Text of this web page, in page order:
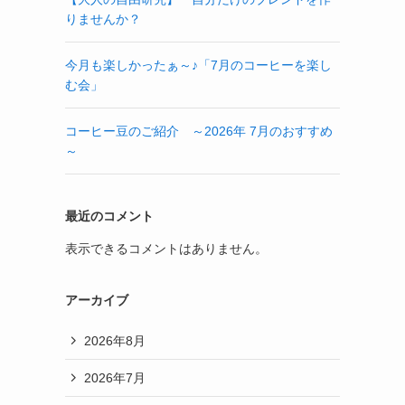
りませんか？
今月も楽しかったぁ～♪「7月のコーヒーを楽し
む会」
コーヒー豆のご紹介 ～2026年 7月のおすすめ
～
最近のコメント
表示できるコメントはありません。
アーカイブ
2026年8月
2026年7月